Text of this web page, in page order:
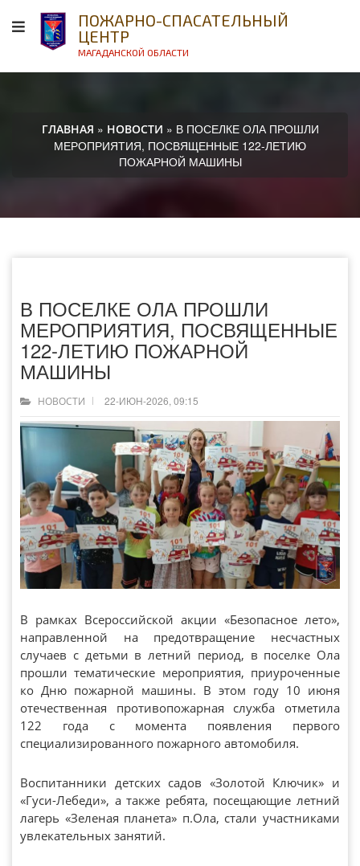
ПОЖАРНО-СПАСАТЕЛЬНЫЙ
ЦЕНТР
МАГАДАНСКОЙ ОБЛАСТИ
ГЛАВНАЯ » НОВОСТИ » В ПОСЕЛКЕ ОЛА ПРОШЛИ
МЕРОПРИЯТИЯ, ПОСВЯЩЕННЫЕ 122-ЛЕТИЮ
ПОЖАРНОЙ МАШИНЫ
В ПОСЕЛКЕ ОЛА ПРОШЛИ
МЕРОПРИЯТИЯ, ПОСВЯЩЕННЫЕ
122-ЛЕТИЮ ПОЖАРНОЙ
МАШИНЫ
НОВОСТИ 22-ИЮН-2026, 09:15
В рамках Всероссийской акции «Безопасное лето»,
направленной на предотвращение несчастных
случаев с детьми в летний период, в поселке Ола
прошли тематические мероприятия, приуроченные
ко Дню пожарной машины. В этом году 10 июня
отечественная противопожарная служба отметила
122 года с момента появления первого
специализированного пожарного автомобиля.
Воспитанники детских садов «Золотой Ключик» и
«Гуси-Лебеди», а также ребята, посещающие летний
лагерь «Зеленая планета» п.Ола, стали участниками
увлекательных занятий.